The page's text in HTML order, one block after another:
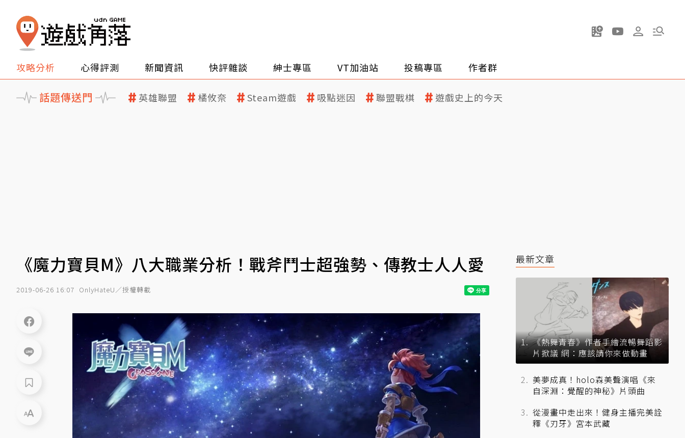
攻略分析 心得評測 新聞資訊 快評雜談 紳士專區 VT加油站 投稿專區 作者群
話題傳送門 英雄聯盟 橘攸奈 Steam遊戲 吸點迷因 聯盟戰棋 遊戲史上的今天
《魔力寶貝M》八大職業分析！戰斧鬥士超強勢、傳教士人人愛
2019-06-26 16:07 OnlyHateU／授權轉載
最新文章
《熱舞青春》作者手繪流暢舞蹈影
片掀議 網：應該請你來做動畫
美夢成真！holo森美聲演唱《來
自深淵：覺醒的神秘》片頭曲
從漫畫中走出來！健身主播完美詮
釋《刃牙》宮本武藏